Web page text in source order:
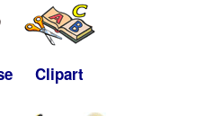
Clipart